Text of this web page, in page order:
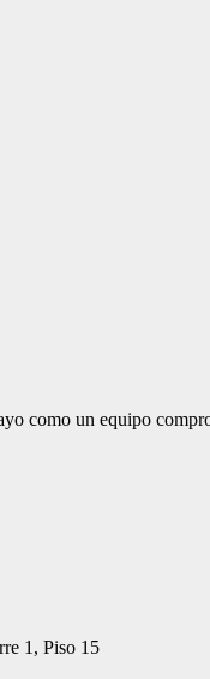
como un equipo
1, Piso 15